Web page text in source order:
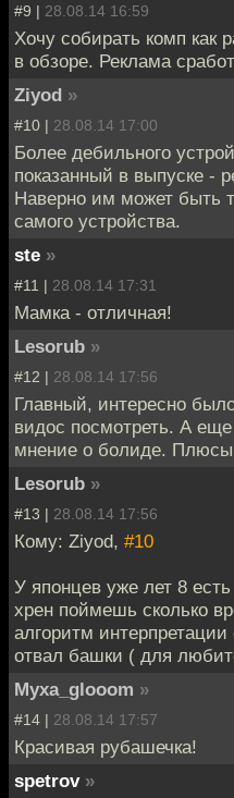
#9 | 28.08.14 16:59
Хочу собирать комп как
в обзоре. Реклама
Ziyod »
#10 | 28.08.14 17:00
Более дебильного
показанный в выпуске -
Наверно им может быть
самого устройства.
ste »
#11 | 28.08.14 17:31
Мамка - отличная!
Lesorub »
#12 | 28.08.14 17:56
Главный, интересно
видос посмотреть. А
мнение о болиде.
Lesorub »
#13 | 28.08.14 17:56
Кому: Ziyod, #10
У японцев уже лет 8
хрен поймешь сколько
алгоритм
отвал башки ( для
Myxa_glooom »
#14 | 28.08.14 17:57
Красивая рубашечка!
spetrov »